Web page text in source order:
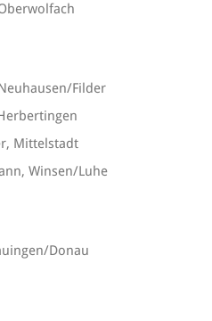
Filder
Mittelstadt
Winsen/Luhe
Donau